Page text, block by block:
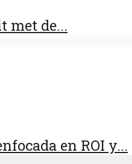
met de...
en ROI y...